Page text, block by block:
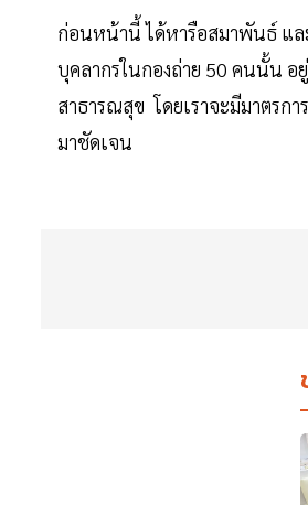
ก่อนหน้านี้ ได้หารือสมาพันธ์ แล
บุคลากรในกองถ่าย 50 คนนั้น อ
สาธารณสุข โดยเราจะมีมาตรก
มาชัดเจน